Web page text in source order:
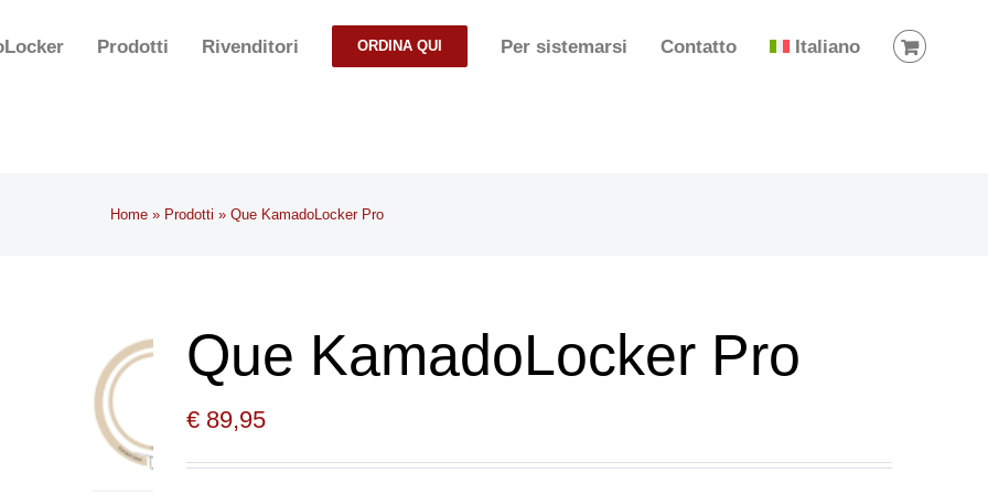
Prodotti Rivenditori ORDINA QUI Per sistemarsi Contatto Italiano
Home » Prodotti » Que KamadoLocker Pro
Que KamadoLocker Pro
€ 89,95